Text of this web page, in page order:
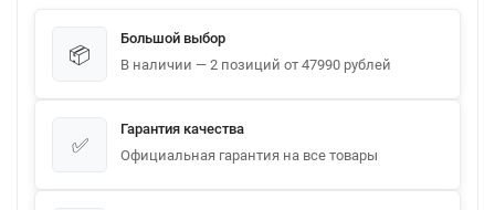
📦
Большой выбор
В наличии — 2 позиций от 47990 рублей
✅
Гарантия качества
Официальная гарантия на все товары